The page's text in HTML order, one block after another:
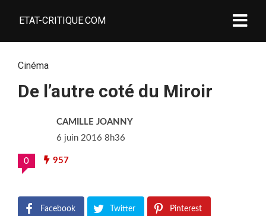
ETAT-CRITIQUE.COM
Cinéma
De l’autre coté du Miroir
CAMILLE JOANNY
6 juin 2016 8h36
0 957
Facebook Twitter Pinterest